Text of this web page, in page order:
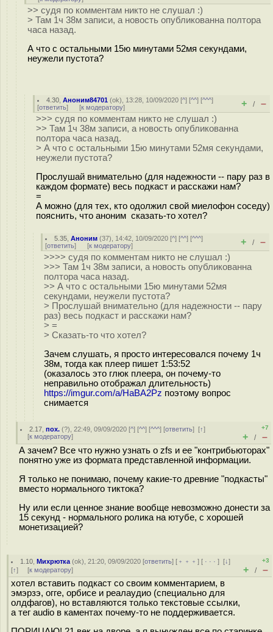
>> судя по комментам никто не слушал :)
> Там 1ч 38м записи, а новость опубликованна полтора
часа назад.
А что с остальными 15ю минутами 52мя секундами,
неужели пустота?
4.30 ,Аноним84701 (ok), 13:28, 10/09/2020 [^] [^^] [^^^]
[ответить] [к модератору] + / –
>>> судя по комментам никто не слушал :)
>> Там 1ч 38м записи, а новость опубликованна
полтора часа назад.
> А что с остальными 15ю минутами 52мя секундами,
неужели пустота?
Прослушай внимательно (для надежности -- пару раз в
каждом формате) весь подкаст и расскажи нам?
=
А можно (для тех, кто одолжил свой миелофон соседу)
пояснить, что аноним сказать-то хотел?
5.35 ,Аноним (37), 14:42, 10/09/2020 [^] [^^] [^^^]
[ответить] [к модератору] + / –
>>>> судя по комментам никто не слушал :)
>>> Там 1ч 38м записи, а новость опубликованна
полтора часа назад.
>> А что с остальными 15ю минутами 52мя
секундами, неужели пустота?
> Прослушай внимательно (для надежности -- пару
раз) весь подкаст и расскажи нам?
> =
> Cказать-то что хотел?
Зачем слушать, я просто интересовался почему 1ч
38м, тогда как плеер пишет 1:53:52
(оказалось это глюк плеера, он почему-то
неправильно отображал длительность)
https://imgur.com/a/HaBA2Pz поэтому вопрос
снимается
2.17 ,пох. (?), 22:49, 09/09/2020 [^] [^^] [^^^] [ответить][↑]
[к модератору]
+7
+ / –
А зачем? Все что нужно узнать о zfs и ее "контрибьюторах"
понятно уже из формата представленной информации.
Я только не понимаю, почему какие-то древние "подкасты"
вместо нормального тиктока?
Ну или если ценное знание вообще невозможно донести за
15 секунд - нормального ролика на ютубе, с хорошей
монетизацией?
1.10 ,Михрютка (ok), 21:20, 09/09/2020 [ответить] [ ﹢﹢﹢] [ · · ·][↓]
[↑] [к модератору]
+3
+ / –
хотел вставить подкаст со своим комментарием, в
эмэрзэ, огге, орбисе и реалаудио (специально для
олдфагов), но вставляются только текстовые ссылки,
а тег audio в каментах почему-то не поддерживается.